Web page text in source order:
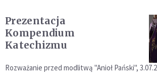
Prezentacja
Kompendium
Katechizmu
Rozważanie przed modlitwą "Anioł Pański",